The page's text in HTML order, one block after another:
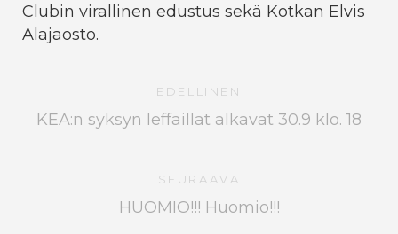
Clubin virallinen edustus sekä Kotkan Elvis
Alajaosto.
EDELLINEN
KEA:n syksyn leffaillat alkavat 30.9 klo. 18
SEURAAVA
HUOMIO!!! Huomio!!!